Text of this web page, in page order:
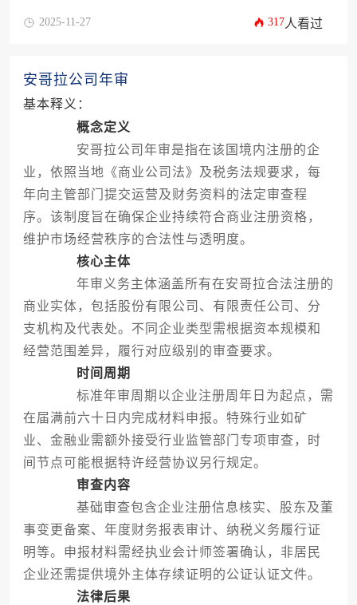
2025-11-27 317人看过
安哥拉公司年审
基本释义：
概念定义
安哥拉公司年审是指在该国境内注册的企
业，依照当地《商业公司法》及税务法规要求，每
年向主管部门提交运营及财务资料的法定审查程
序。该制度旨在确保企业持续符合商业注册资格，
维护市场经营秩序的合法性与透明度。
核心主体
年审义务主体涵盖所有在安哥拉合法注册的
商业实体，包括股份有限公司、有限责任公司、分
支机构及代表处。不同企业类型需根据资本规模和
经营范围差异，履行对应级别的审查要求。
时间周期
标准年审周期以企业注册周年日为起点，需
在届满前六十日内完成材料申报。特殊行业如矿
业、金融业需额外接受行业监管部门专项审查，时
间节点可能根据特许经营协议另行规定。
审查内容
基础审查包含企业注册信息核实、股东及董
事变更备案、年度财务报表审计、纳税义务履行证
明等。申报材料需经执业会计师签署确认，非居民
企业还需提供境外主体存续证明的公证认证文件。
法律后果